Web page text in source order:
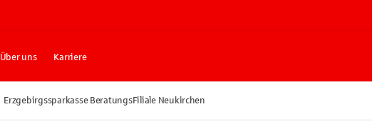
Über uns Karriere
Erzgebirgssparkasse BeratungsFiliale Neukirchen